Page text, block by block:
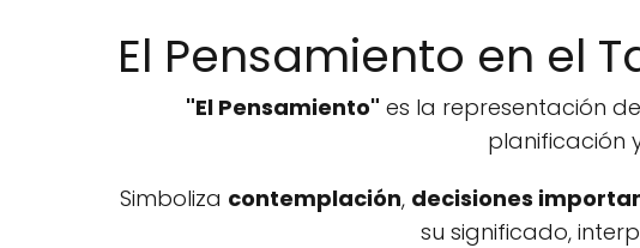
El Pensamiento en el
"El Pensamiento" es la representación
planificación
Simboliza contemplación, decisiones
su significado,